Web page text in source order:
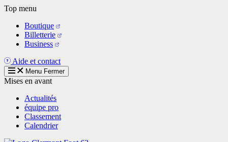
Aller
contenu
principal
Top menu
Boutique
Billetterie
Business
Aide et contact
Menu Fermer
Mises en avant
Actualités
équipe pro
Classement
Calendrier